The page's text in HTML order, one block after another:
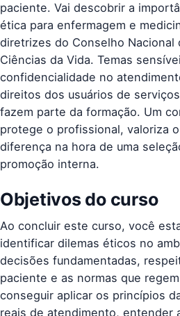
paciente. Vai descobrir a
ética para enfermagem e
diretrizes do Conselho Nacional
Ciências da Vida. Temas
confidencialidade no
direitos dos usuários de
fazem parte da formação. Um
protege o profissional, valoriza
diferença na hora de uma
promoção interna.
Objetivos do curso
Ao concluir este curso, você
identificar dilemas éticos no
decisões fundamentadas,
paciente e as normas que
conseguir aplicar os princípios
reais de atendimento, entender